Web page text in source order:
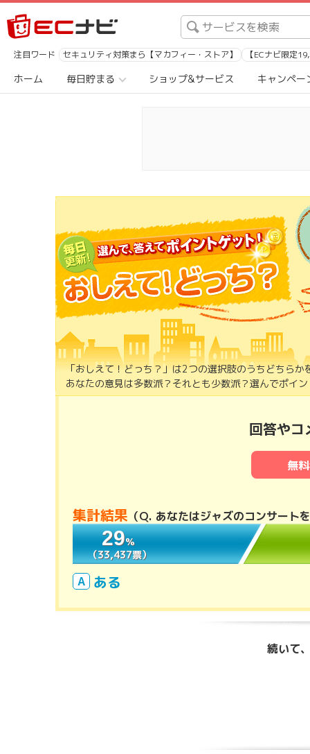
注目ワード セキュリティ対策まら【マカフィー・ストア】 【ECナビ限定
ホーム 毎日貯まる ショップ&サービス キャンペー
「おしえて！どっち？」は2つの選択肢のうちどちら
あなたの意見は多数派？それとも少数派？選んでポイ
回答やコ
無
集計結果 （Q. あなたはジャズのコンサート
29％
（33,437票）
29％
（33,437票）
A ある
続いて